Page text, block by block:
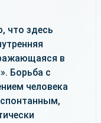
что здесь
в
Борьба с
человека